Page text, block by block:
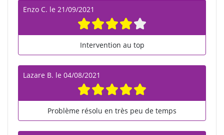
Enzo C. le 21/09/2021
Intervention au top
Lazare B. le 04/08/2021
Problème résolu en très peu de temps